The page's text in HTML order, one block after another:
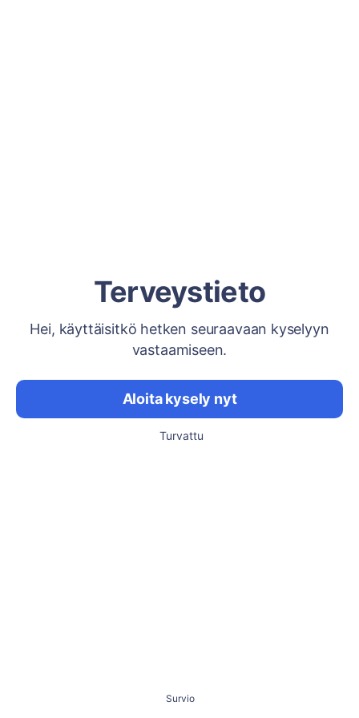
Terveystieto
Hei, käyttäisitkö hetken seuraavaan kyselyyn
vastaamiseen.
Aloita kysely nyt
Turvattu
Survio